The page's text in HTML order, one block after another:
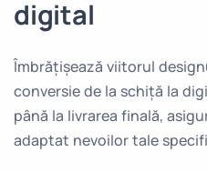
digital
Îmbrățișează viitorul
conversie de la schiță la
până la livrarea finală,
adaptat nevoilor tale